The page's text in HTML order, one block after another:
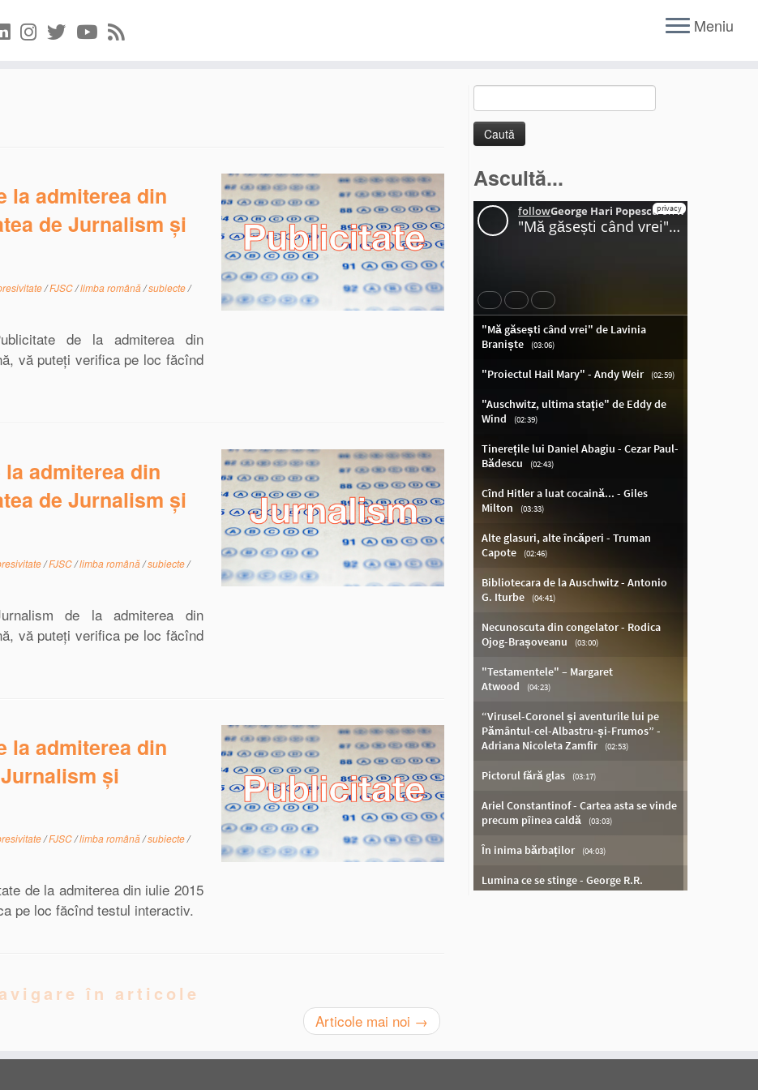
Meniu
la admiterea din
de Jurnalism și
/FJSC/limba română/subiecte/
de la admiterea din
vă puteți verifica pe loc făcînd
admiterea din
de Jurnalism și
/FJSC/limba română/subiecte/
de la admiterea din
vă puteți verifica pe loc făcînd
la admiterea din
și
/FJSC/limba română/subiecte/
de la admiterea din iulie 2015
pe loc făcînd testul interactiv.
în articole
Articole mai noi →
după:
Ascultă...